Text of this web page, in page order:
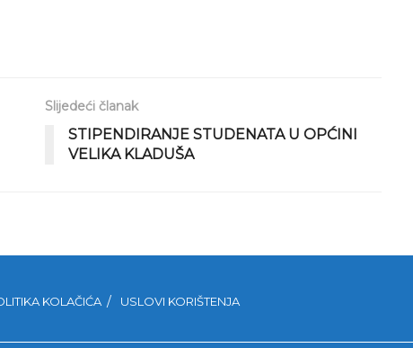
Slijedeći članak
STIPENDIRANJE STUDENATA U OPĆINI
VELIKA KLADUŠA
KOLAČIĆA USLOVI KORIŠTENJA